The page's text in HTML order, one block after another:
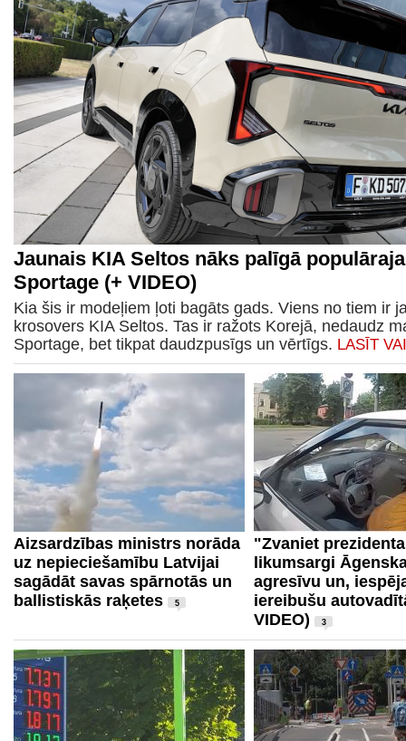
Jaunais KIA Seltos nāks palīgā
Sportage (+ VIDEO)
Kia šis ir modeļiem ļoti bagāts gads. Viens no tiem ir
krosovers KIA Seltos. Tas ir ražots Korejā, nedaudz
Sportage, bet tikpat daudzpusīgs un vērtīgs. LASĪT
Aizsardzības ministrs norāda
uz nepieciešamību Latvijai
sagādāt savas spārnotās un
ballistiskās raķetes
5
"Zvaniet
likumsargi
agresīvu un,
iereibušu
VIDEO)
3